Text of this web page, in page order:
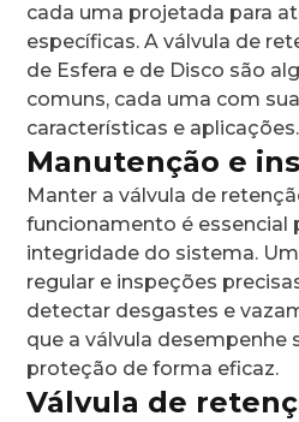
cada uma projetada para
específicas. A válvula de
de Esfera e de Disco são
comuns, cada uma com
características e aplicações.
Manutenção e
Manter a válvula de
funcionamento é essencial
integridade do sistema.
regular e inspeções
detectar desgastes e
que a válvula desempenhe
proteção de forma eficaz.
Válvula de